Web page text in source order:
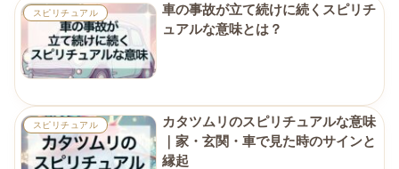
スピリチュアル
車の事故が立て続けに続くスピリチ
ュアルな意味とは？
スピリチュアル
カタツムリのスピリチュアルな意味
｜家・玄関・車で見た時のサインと
縁起